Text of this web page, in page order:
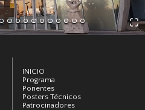
INICIO
Programa
Ponentes
Posters Técnicos
Patrocinadores